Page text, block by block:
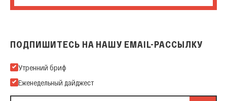
ПОДПИШИТЕСЬ НА НАШУ EMAIL-РАССЫЛКУ
Подпишитесь на нашу Email-рассылку
Утренний бриф
Еженедельный дайджест